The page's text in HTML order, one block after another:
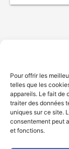
Pour offrir les
telles que les
appareils. Le fait de
traiter des données
uniques sur ce site.
consentement peut
et fonctions.